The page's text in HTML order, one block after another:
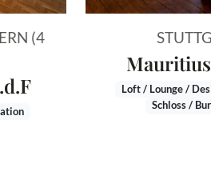
(4
Loft / Lounge /
Schloss /